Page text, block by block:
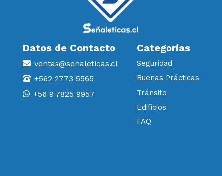
Datos de Contacto
ventas@senaleticas.cl
+562 2773 5565
+56 9 7825 9957
Categorías
Seguridad
Buenas Prácticas
Tránsito
Edificios
FAQ